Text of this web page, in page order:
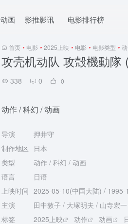
动画 影推影讯 电影排行榜
首页 • 电影 • 2025上映 • 电影 • 电影类型 •
攻壳机动队 攻殻機動隊
338 0 0
动作 / 科幻 / 动画
导演
押井守
制作地区
日本
类型
动作 / 科幻 / 动画
语言
日语
上映时间 2025-05-10(中国大陆) / 1995-
主演
田中敦子 / 大塚明夫 / 山寺宏
标签
2025上映 动作 动画